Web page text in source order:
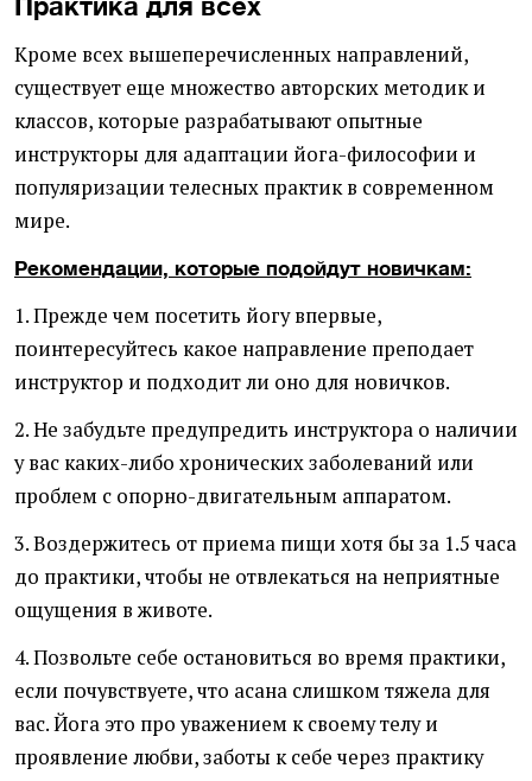
Кроме всех вышеперечисленных направлений,
существует еще множество авторских методик и
классов, которые разрабатывают опытные
инструкторы для адаптации йога-философии и
популяризации телесных практик в современном
мире.
Рекомендации, которые подойдут новичкам:
1. Прежде чем посетить йогу впервые,
поинтересуйтесь какое направление преподает
инструктор и подходит ли оно для новичков.
2. Не забудьте предупредить инструктора о наличии
у вас каких-либо хронических заболеваний или
проблем с опорно-двигательным аппаратом.
3. Воздержитесь от приема пищи хотя бы за 1.5 часа
до практики, чтобы не отвлекаться на неприятные
ощущения в животе.
4. Позвольте себе остановиться во время практики,
если почувствуете, что асана слишком тяжела для
вас. Йога это про уважением к своему телу и
проявление любви, заботы к себе через практику